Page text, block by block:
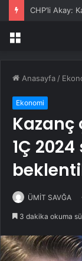
Menü
Anasayfa /
Ekonomi
Kazanç
1Ç
ÜMİT SAVĞA
3 dakika okuma